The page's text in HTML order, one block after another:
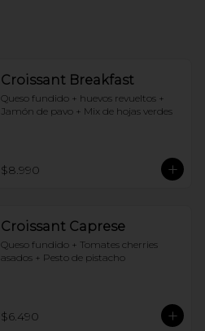
Croissant Breakfast
Queso fundido + huevos revueltos +
Jamón de pavo + Mix de hojas verdes
$8.990
Croissant Caprese
Queso fundido + Tomates cherries
asados + Pesto de pistacho
$6.490